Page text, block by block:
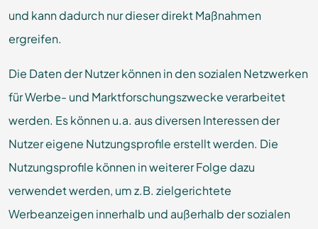
und kann dadurch nur dieser direkt Maßnahmen
ergreifen.
Die Daten der Nutzer können in den sozialen Netzwerken
für Werbe- und Marktforschungszwecke verarbeitet
werden. Es können u.a. aus diversen Interessen der
Nutzer eigene Nutzungsprofile erstellt werden. Die
Nutzungsprofile können in weiterer Folge dazu
verwendet werden, um z.B. zielgerichtete
Werbeanzeigen innerhalb und außerhalb der sozialen